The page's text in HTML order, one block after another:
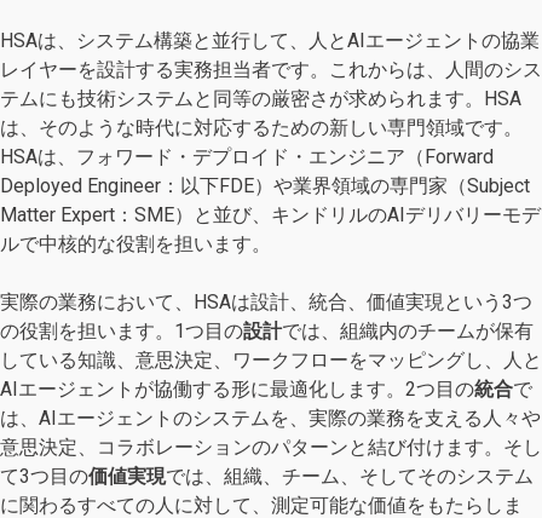
HSAは、システム構築と並行して、人とAIエージェントの協業
レイヤーを設計する実務担当者です。これからは、人間のシス
テムにも技術システムと同等の厳密さが求められます。HSA
は、そのような時代に対応するための新しい専門領域です。
HSAは、フォワード・デプロイド・エンジニア（Forward
Deployed Engineer：以下FDE）や業界領域の専門家（Subject
Matter Expert：SME）と並び、キンドリルのAIデリバリーモデ
ルで中核的な役割を担います。
実際の業務において、HSAは設計、統合、価値実現という3つ
の役割を担います。1つ目の設計では、組織内のチームが保有
している知識、意思決定、ワークフローをマッピングし、人と
AIエージェントが協働する形に最適化します。2つ目の統合で
は、AIエージェントのシステムを、実際の業務を支える人々や
意思決定、コラボレーションのパターンと結び付けます。そし
て3つ目の価値実現では、組織、チーム、そしてそのシステム
に関わるすべての人に対して、測定可能な価値をもたらしま